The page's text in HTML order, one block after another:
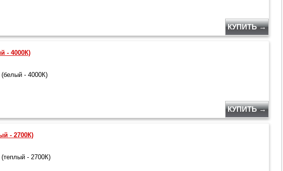
КУПИТЬ →
- 4000К)
- 4000К)
КУПИТЬ →
- 2700К)
- 2700К)